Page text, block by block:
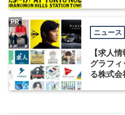
ニュース
【求人
グラフィ
る株式会
PR